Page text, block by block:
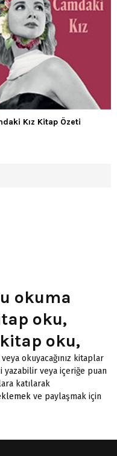
Kız Kitap Özeti
okuma
oku,
oku,
okuyacağınız kitaplar
yazabilir veya içeriğe puan
katılarak
ve paylaşmak için